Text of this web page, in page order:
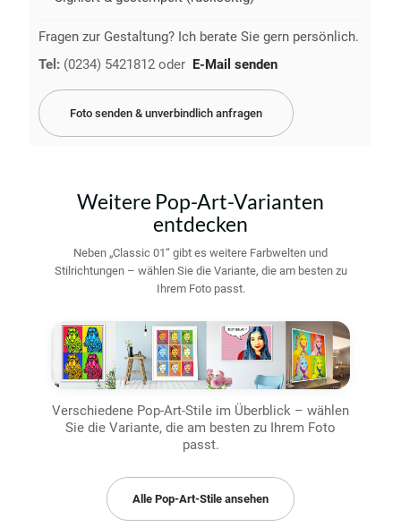
Fragen zur Gestaltung? Ich berate Sie gern persönlich.
Tel: (0234) 5421812 oder E-Mail senden
Foto senden & unverbindlich anfragen
Weitere Pop-Art-Varianten
entdecken
Neben „Classic 01“ gibt es weitere Farbwelten und
Stilrichtungen – wählen Sie die Variante, die am besten zu
Ihrem Foto passt.
Verschiedene Pop-Art-Stile im Überblick – wählen
Sie die Variante, die am besten zu Ihrem Foto
passt.
Alle Pop-Art-Stile ansehen